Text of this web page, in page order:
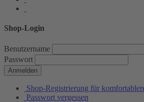
Shop-Login
Benutzername
Passwort
Anmelden
Shop-Registrierung für
Passwort vergessen